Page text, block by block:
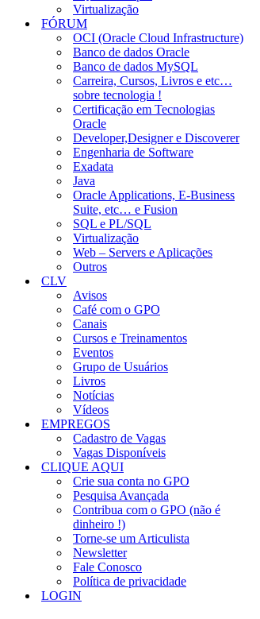
Virtualização
FÓRUM
OCI (Oracle Cloud Infrastructure)
Banco de dados Oracle
Banco de dados MySQL
Carreira, Cursos, Livros e etc…
sobre tecnologia !
Certificação em Tecnologias
Oracle
Developer,Designer e Discoverer
Engenharia de Software
Exadata
Java
Oracle Applications, E-Business
Suite, etc… e Fusion
SQL e PL/SQL
Virtualização
Web – Servers e Aplicações
Outros
CLV
Avisos
Café com o GPO
Canais
Cursos e Treinamentos
Eventos
Grupo de Usuários
Livros
Notícias
Vídeos
EMPREGOS
Cadastro de Vagas
Vagas Disponíveis
CLIQUE AQUI
Crie sua conta no GPO
Pesquisa Avançada
Contribua com o GPO (não é
dinheiro !)
Torne-se um Articulista
Newsletter
Fale Conosco
Política de privacidade
LOGIN